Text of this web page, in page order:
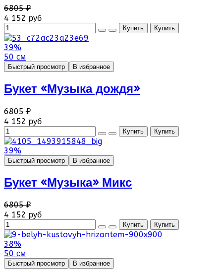
6805 ₽
4 152 руб
39%
50 см
Быстрый просмотр В избранное
Букет «Музыка дождя»
6805 ₽
4 152 руб
39%
Быстрый просмотр В избранное
Букет «Музыка» Микс
6805 ₽
4 152 руб
38%
50 см
Быстрый просмотр В избранное